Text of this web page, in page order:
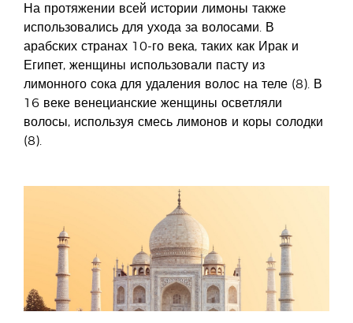
На протяжении всей истории лимоны также
использовались для ухода за волосами. В
арабских странах 10-го века, таких как Ирак и
Египет, женщины использовали пасту из
лимонного сока для удаления волос на теле (8). В
16 веке венецианские женщины осветляли
волосы, используя смесь лимонов и коры солодки
(8).